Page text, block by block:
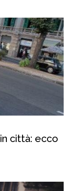
città: ecco